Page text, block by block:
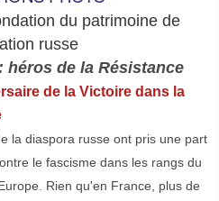
du patrimoine de
russe
héros de la Résistance
de la Victoire dans la
la diaspora russe ont pris une part
le fascisme dans les rangs du
Rien qu'en France, plus de